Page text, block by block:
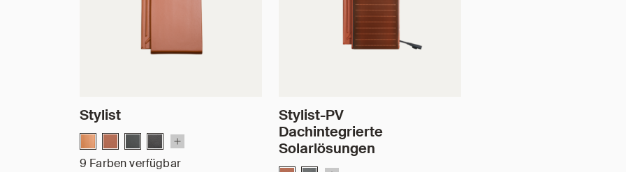
Stylist
9 Farben verfügbar
Stylist-PV
Dachintegrierte
Solarlösungen